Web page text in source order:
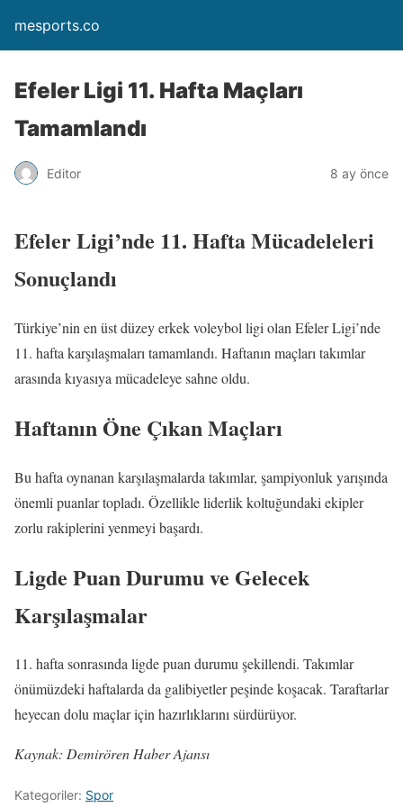
mesports.co
Efeler Ligi 11. Hafta Maçları
Tamamlandı
Editor 8 ay önce
Efeler Ligi’nde 11. Hafta Mücadeleleri
Sonuçlandı
Türkiye’nin en üst düzey erkek voleybol ligi olan Efeler Ligi’nde
11. hafta karşılaşmaları tamamlandı. Haftanın maçları takımlar
arasında kıyasıya mücadeleye sahne oldu.
Haftanın Öne Çıkan Maçları
Bu hafta oynanan karşılaşmalarda takımlar, şampiyonluk yarışında
önemli puanlar topladı. Özellikle liderlik koltuğundaki ekipler
zorlu rakiplerini yenmeyi başardı.
Ligde Puan Durumu ve Gelecek
Karşılaşmalar
11. hafta sonrasında ligde puan durumu şekillendi. Takımlar
önümüzdeki haftalarda da galibiyetler peşinde koşacak. Taraftarlar
heyecan dolu maçlar için hazırlıklarını sürdürüyor.
Kaynak: Demirören Haber Ajansı
Kategoriler: Spor